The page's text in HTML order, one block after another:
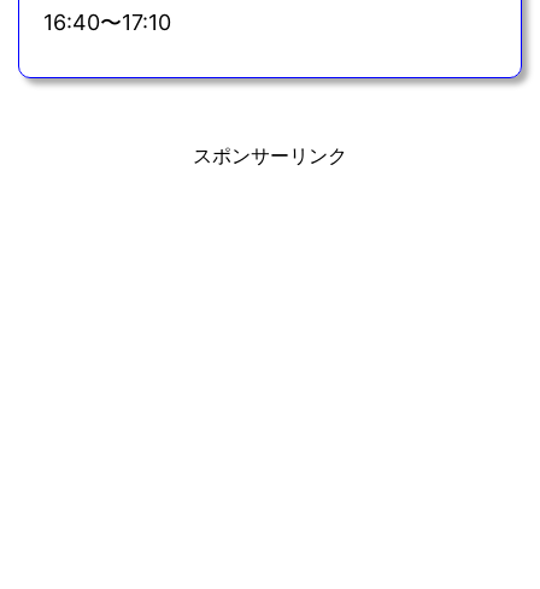
16:40〜17:10
スポンサーリンク